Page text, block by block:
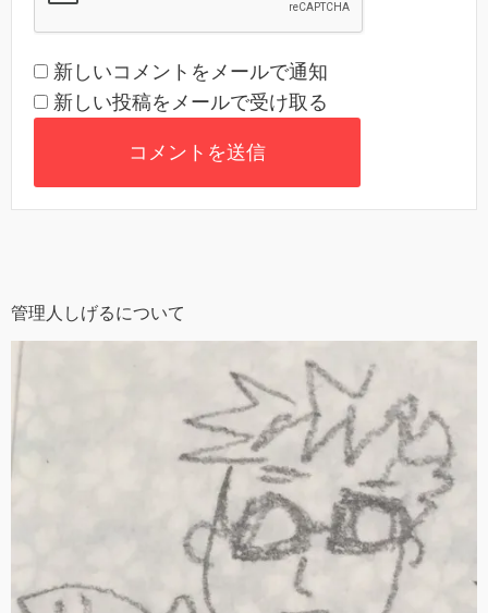
新しいコメントをメールで通知
新しい投稿をメールで受け取る
管理人しげるについて